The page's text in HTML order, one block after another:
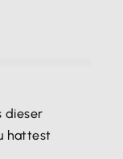
dieser
hattest